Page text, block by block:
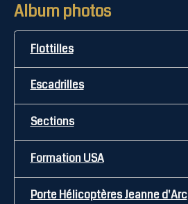
Album photos
Flottilles
Escadrilles
Sections
Formation USA
Porte Hélicoptères Jeanne d'Arc